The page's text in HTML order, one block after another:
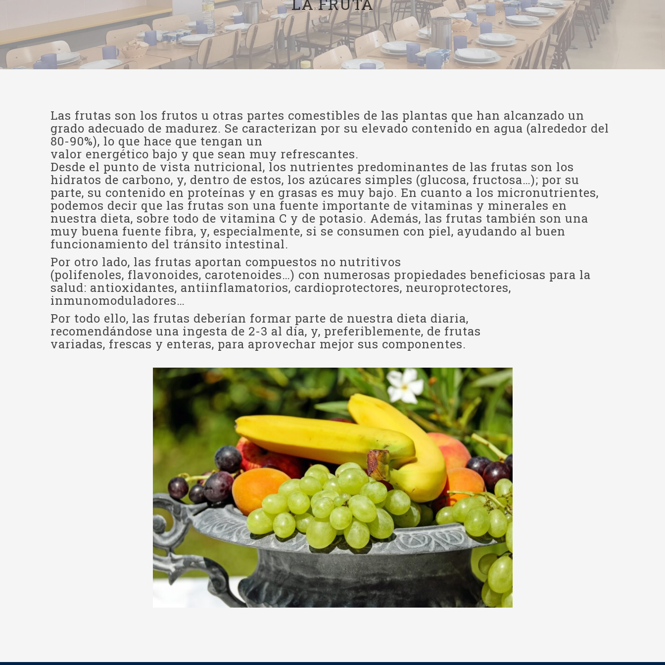
Las frutas son los frutos u otras partes comestibles de las plantas que han alcanzado un
grado adecuado de madurez. Se caracterizan por su elevado contenido en agua (alrededor del
80-90%), lo que hace que tengan un
valor energético bajo y que sean muy refrescantes.
Desde el punto de vista nutricional, los nutrientes predominantes de las frutas son los
hidratos de carbono, y, dentro de estos, los azúcares simples (glucosa, fructosa…); por su
parte, su contenido en proteínas y en grasas es muy bajo. En cuanto a los micronutrientes,
podemos decir que las frutas son una fuente importante de vitaminas y minerales en
nuestra dieta, sobre todo de vitamina C y de potasio. Además, las frutas también son una
muy buena fuente fibra, y, especialmente, si se consumen con piel, ayudando al buen
funcionamiento del tránsito intestinal.
Por otro lado, las frutas aportan compuestos no nutritivos
(polifenoles, flavonoides, carotenoides…) con numerosas propiedades beneficiosas para la
salud: antioxidantes, antiinflamatorios, cardioprotectores, neuroprotectores,
inmunomoduladores…
Por todo ello, las frutas deberían formar parte de nuestra dieta diaria,
recomendándose una ingesta de 2-3 al día, y, preferiblemente, de frutas
variadas, frescas y enteras, para aprovechar mejor sus componentes.